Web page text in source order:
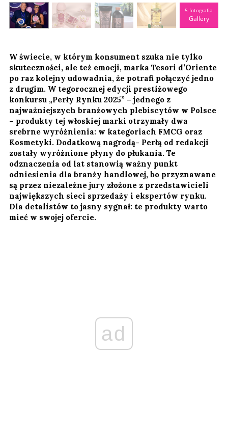
5 fotografia
Gallery
W świecie, w którym konsument szuka nie tylko
skuteczności, ale też emocji, marka Tesori d’Oriente
po raz kolejny udowadnia, że potrafi połączyć jedno
z drugim. W tegorocznej edycji prestiżowego
konkursu „Perły Rynku 2025” – jednego z
najważniejszych branżowych plebiscytów w Polsce
– produkty tej włoskiej marki otrzymały dwa
srebrne wyróżnienia: w kategoriach FMCG oraz
Kosmetyki. Dodatkową nagrodą- Perłą od redakcji
zostały wyróżnione płyny do płukania. Te
odznaczenia od lat stanowią ważny punkt
odniesienia dla branży handlowej, bo przyznawane
są przez niezależne jury złożone z przedstawicieli
największych sieci sprzedaży i ekspertów rynku.
Dla detalistów to jasny sygnał: te produkty warto
mieć w swojej ofercie.
ad